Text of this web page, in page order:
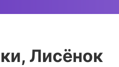
Лисёнок